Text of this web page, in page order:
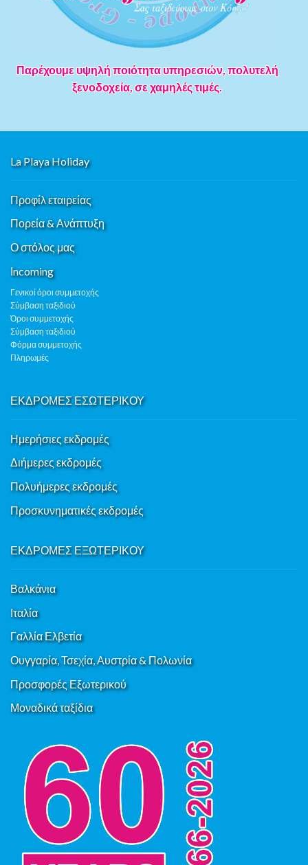
Παρέχουμε υψηλή ποιότητα υπηρεσιών, πολυτελή
ξενοδοχεία, σε χαμηλές τιμές.
La Playa Holiday
Προφίλ εταιρείας
Πορεία & Ανάπτυξη
Ο στόλος μας
Ιncoming
Γενικοί όροι συμμετοχής
Σύμβαση ταξιδιού
Όροι συμμετοχής
Σύμβαση ταξιδιού
Φόρμα συμμετοχής
Πληρωμές
ΕΚΔΡΟΜΕΣ ΕΣΩΤΕΡΙΚΟΥ
Ημερήσιες εκδρομές
Διήμερες εκδρομές
Πολυήμερες εκδρομές
Προσκυνηματικές εκδρομές
ΕΚΔΡΟΜΕΣ ΕΞΩΤΕΡΙΚΟΥ
Βαλκάνια
Ιταλία
Γαλλία Ελβετία
Ουγγαρία, Τσεχία, Αυστρία & Πολωνία
Προσφορές Εξωτερικού
Μοναδικά ταξίδια